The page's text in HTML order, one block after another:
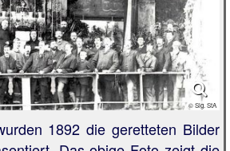
© Slg. StA
1892 die geretteten Bilder